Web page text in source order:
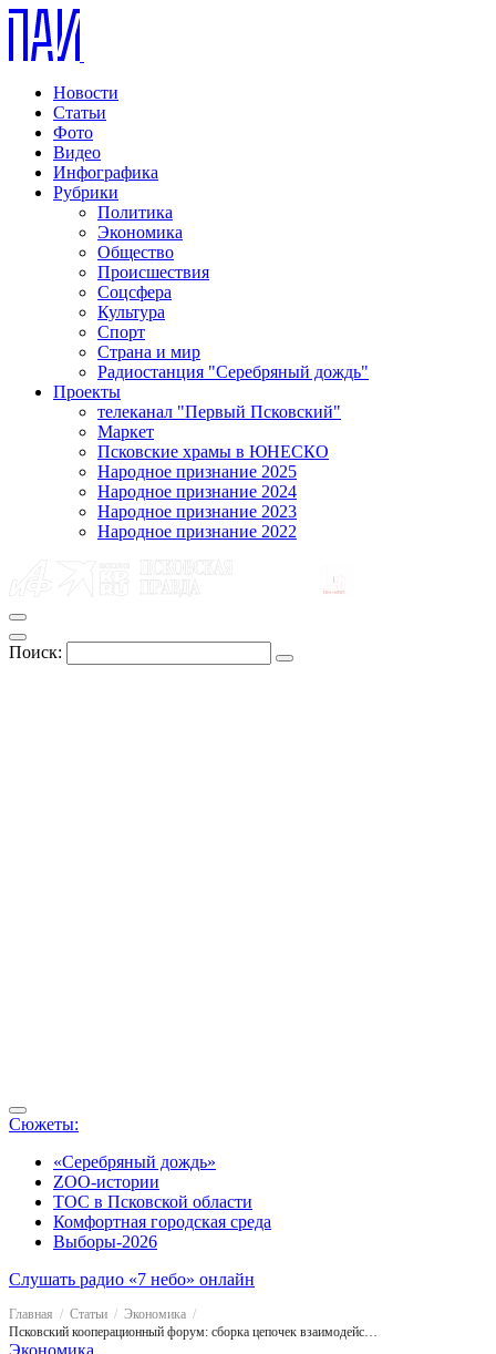
Новости
Статьи
Фото
Видео
Инфографика
Рубрики
Политика
Экономика
Общество
Происшествия
Соцсфера
Культура
Спорт
Страна и мир
Радиостанция "Серебряный дождь"
Проекты
телеканал "Первый Псковский"
Маркет
Псковские храмы в ЮНЕСКО
Народное признание 2025
Народное признание 2024
Народное признание 2023
Народное признание 2022
Поиск:
Сюжеты:
«Серебряный дождь»
ZOO-истории
ТОС в Псковской области
Комфортная городская среда
Выборы-2026
Слушать радио «7 небо» онлайн
Главная Статьи
Экономика
Псковский кооперационный форум: сборка цепочек взаимодействия
Экономика